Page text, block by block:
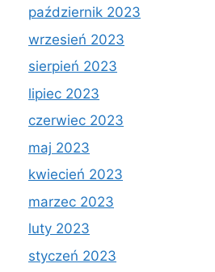
październik 2023
wrzesień 2023
sierpień 2023
lipiec 2023
czerwiec 2023
maj 2023
kwiecień 2023
marzec 2023
luty 2023
styczeń 2023